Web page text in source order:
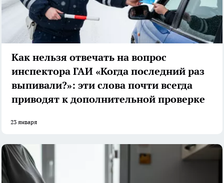
Как нельзя отвечать на вопрос
инспектора ГАИ «Когда последний раз
выпивали?»: эти слова почти всегда
приводят к дополнительной проверке
23 января